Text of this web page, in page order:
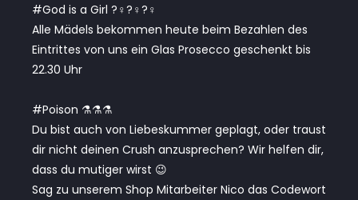
#God is a Girl ?‍♀️?‍♀️?‍♀️
Alle Mädels bekommen heute beim Bezahlen des
Eintrittes von uns ein Glas Prosecco geschenkt bis
22.30 Uhr
#Poison ⚗️⚗️⚗️
Du bist auch von Liebeskummer geplagt, oder traust
dir nicht deinen Crush anzusprechen? Wir helfen dir,
dass du mutiger wirst 😉
Sag zu unserem Shop Mitarbeiter Nico das Codewort